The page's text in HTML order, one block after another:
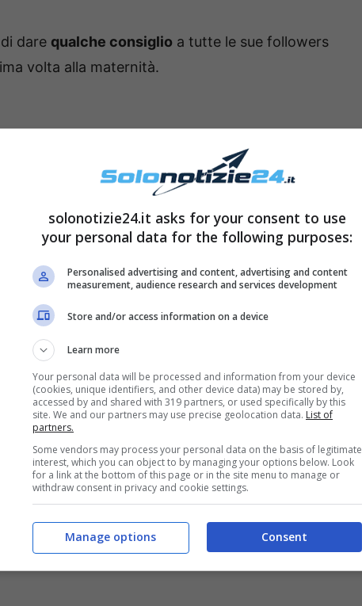
dare qualche consiglio a tutte le sue followers
volta alla maternità.
infatti parlato della sua vita da mamma
dell’
allattamento.L’ex tronista ha ricevuto – in
l’aver continuato adallattare la piccola anche
utilizzato da alcune donne, e Clarissa ha per
per
in cui ha mostrato ai fans ilbiberon colmo del
Ha affermato che il suo è ancora
“, ha infatti dichiarato lei, “a dare credito agli
anni, all’OMS che consiglial’allattamento per i
solonotizie24.it asks for your consent to use
your personal data for the following purposes:
Personalised advertising and content, advertising and content
measurement, audience research and services development
Store and/or access information on a device
Learn more
Your personal data will be processed and information from your device
(cookies, unique identifiers, and other device data) may be stored by,
accessed by and shared with 319 partners, or used specifically by this
site. We and our partners may use precise geolocation data. List of
partners.
Some vendors may process your personal data on the basis of legitimate
interest, which you can object to by managing your options below. Look
for a link at the bottom of this page or in the site menu to manage or
withdraw consent in privacy and cookie settings.
Consent
Manage options